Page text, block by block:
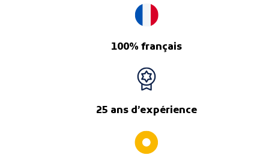
100% français
25 ans d’expérience